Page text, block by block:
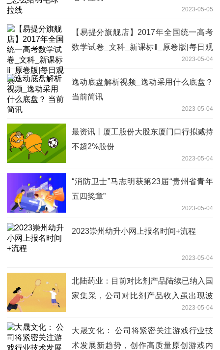
2023-05-05
【易提分旗舰店】2017年全国统一高考
数学试卷_文科_新课标ⅱ_原卷版|每日观
2023-05-04
逸动底盘解析视频_逸动采用什么底盘？
当前简讯
2023-05-04
最资讯丨厦工股份大股东厦门口行拟减持
不超2%股份
2023-05-04
“消防卫士”马志明获第23届“贵州省青年
五四奖章”
2023-05-04
2023崇州幼升小网上报名时间+流程
2023-05-04
北陆药业：目前对比剂产品陆续已纳入国
家集采，公司对比剂产品收入虽出现波
动，但市场份额较上年有所增长 头条
2023-05-04
大晟文化： 公司将紧密关注游戏行业技
术发展新趋势，创作高质量原创游戏内